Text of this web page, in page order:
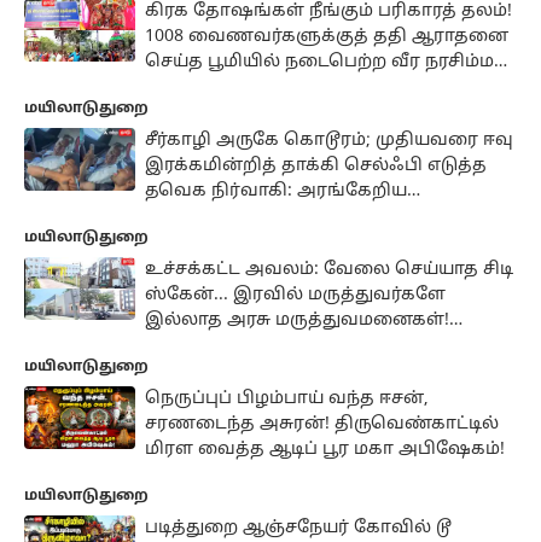
கிரக தோஷங்கள் நீங்கும் பரிகாரத் தலம்!
1008 வைணவர்களுக்குத் ததி ஆராதனை
செய்த பூமியில் நடைபெற்ற வீர நரசிம்ம
மயிலாடுதுறை
சீர்காழி அருகே கொடூரம்; முதியவரை ஈவு
இரக்கமின்றித் தாக்கி செல்ஃபி எடுத்த
தவெக நிர்வாகி: அரங்கேறிய
மயிலாடுதுறை
உச்சக்கட்ட அவலம்: வேலை செய்யாத சிடி
ஸ்கேன்... இரவில் மருத்துவர்களே
இல்லாத அரசு மருத்துவமனைகள்!
வேதனை..
மயிலாடுதுறை
நெருப்புப் பிழம்பாய் வந்த ஈசன்,
சரணடைந்த அசுரன்! திருவெண்காட்டில்
மிரள வைத்த ஆடிப் பூர மகா அபிஷேகம்!
மயிலாடுதுறை
படித்துறை ஆஞ்சநேயர் கோவில் டூ